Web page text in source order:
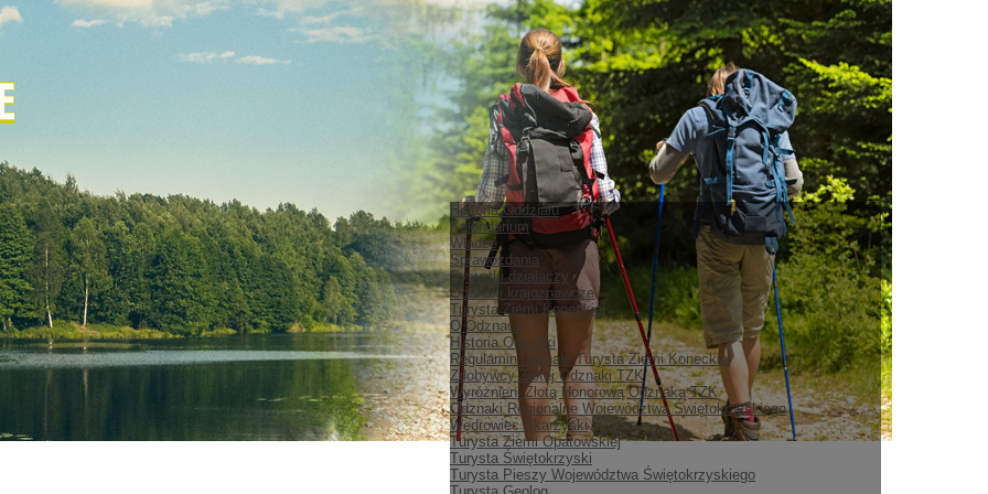
Historia Oddziału
Kalendarium
Władze
Sprawozdania
Sylwetki działaczy
Odznaki krajoznawcze
Turysta Ziemi Koneckiej
O Odznace
Historia Odznaki
Regulamin odznaki Turysta Ziemi Koneckiej
Zdobywcy Złotej Odznaki TZK
Wyróżnieni Złotą Honorową Odznaką TZK
Odznaki Regionalne Województwa Świętokrzyskiego
Wędrowiec Skarżyski
Turysta Ziemi Opatowskiej
Turysta Świętokrzyski
Turysta Pieszy Województwa Świętokrzyskiego